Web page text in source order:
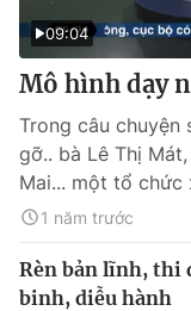
09:04
Mô hình dạy
Trong câu chuyện
gỡ.. bà Lê Thị
Mai... một tổ chức
1 năm trước
Rèn bản lĩnh, thi
binh, diễu hành